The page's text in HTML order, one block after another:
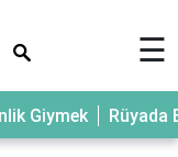
☰
Giymek Rüyada